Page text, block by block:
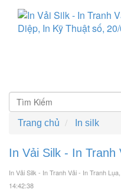
Trang chủ In silk
In Vải Silk - In Tranh
In Vải Silk - In Tranh Vải - In Tranh
14:42:38